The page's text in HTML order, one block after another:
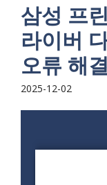
삼성 프
라이버
오류 해결
2025-12-02